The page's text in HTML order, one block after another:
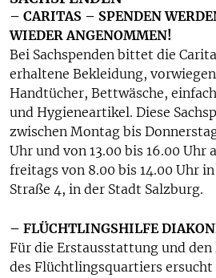
– CARITAS – SPENDEN
WIEDER ANGENOMMEN!
Bei Sachspenden bittet die
erhaltene Bekleidung,
Handtücher, Bettwäsche,
und Hygieneartikel. Diese
zwischen Montag bis
Uhr und von 13.00 bis 16.00 Uhr
freitags von 8.00 bis 14.00 Uhr
Straße 4, in der Stadt Salzburg.
– FLÜCHTLINGSHILFE
Für die Erstausstattung und
des Flüchtlingsquartiers ersucht